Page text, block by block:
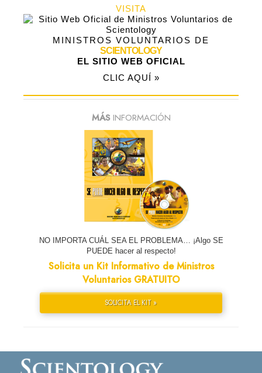
VISITA
MINISTROS VOLUNTARIOS DE
SCIENTOLOGY
EL SITIO WEB OFICIAL
CLIC AQUÍ »
MÁSINFORMACIÓN
NO IMPORTA CUÁL SEA EL PROBLEMA… ¡Algo SE
PUEDE hacer al respecto!
Solicita un Kit Informativo de Ministros
Voluntarios GRATUITO
SOLICITA EL KIT »